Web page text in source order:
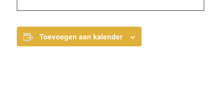
Toevoegen aan kalender